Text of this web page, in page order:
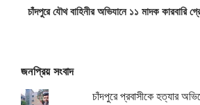
Post
চাঁদপুরে যৌথ বাহিনীর অভিযানে ১১ মাদক কারবারি
জনপ্রিয় সংবাদ
চাঁদপুরে প্রবাসীকে হত্যার